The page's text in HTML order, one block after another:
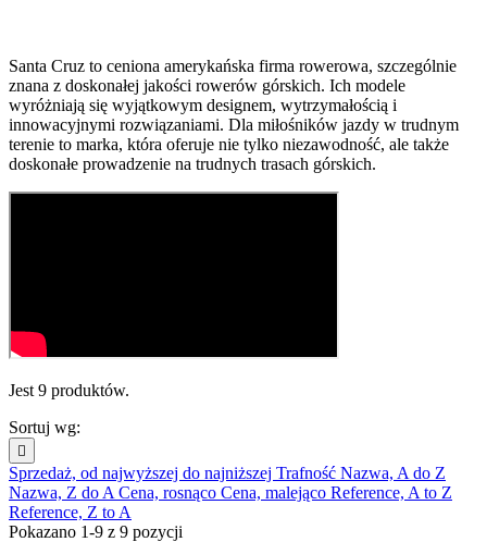
Santa Cruz to ceniona amerykańska firma rowerowa, szczególnie
znana z doskonałej jakości rowerów górskich. Ich modele
wyróżniają się wyjątkowym designem, wytrzymałością i
innowacyjnymi rozwiązaniami. Dla miłośników jazdy w trudnym
terenie to marka, która oferuje nie tylko niezawodność, ale także
doskonałe prowadzenie na trudnych trasach górskich.
Jest 9 produktów.
Sortuj wg:

Sprzedaż, od najwyższej do najniższej Trafność Nazwa, A do Z
Nazwa, Z do A Cena, rosnąco Cena, malejąco Reference, A to Z
Reference, Z to A
Pokazano 1-9 z 9 pozycji